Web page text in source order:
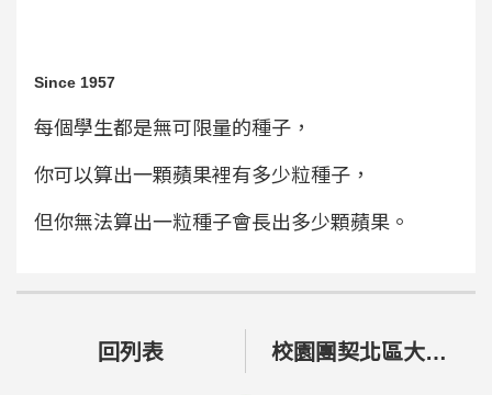
Since 1957
每個學生都是無可限量的種子，
你可以算出一顆蘋果裡有多少粒種子，
但你無法算出一粒種子會長出多少顆蘋果。
回列表 校園團契北區大學事工組